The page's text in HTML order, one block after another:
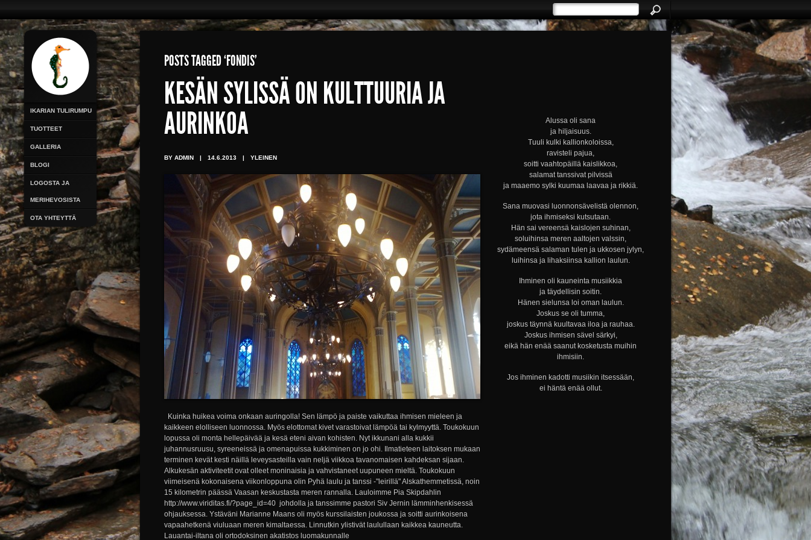
IKARIAN TULIRUMPU
TUOTTEET
GALLERIA
BLOGI
LOGOSTA JA
MERIHEVOSISTA
OTA YHTEYTTÄ
POSTS TAGGED ‘FONDIS’
Alussa oli sana
ja hiljaisuus.
Tuuli kulki kallionkoloissa,
ravisteli pajua,
soitti vaahtopäillä kaislikkoa,
salamat tanssivat pilvissä
ja maaemo sylki kuumaa laavaa ja rikkiä.
Sana muovasi luonnonsävelistä olennon,
jota ihmiseksi kutsutaan.
Hän sai vereensä kaislojen suhinan,
soluihinsa meren aaltojen valssin,
sydämeensä salaman tulen ja ukkosen jylyn,
luihinsa ja lihaksiinsa kallion laulun.
Ihminen oli kauneinta musiikkia
ja täydellisin soitin.
Hänen sielunsa loi oman laulun.
Joskus se oli tumma,
joskus täynnä kuultavaa iloa ja rauhaa.
Joskus ihmisen sävel särkyi,
eikä hän enää saanut kosketusta muihin
ihmisiin.
Jos ihminen kadotti musiikin itsessään,
ei häntä enää ollut.
KESÄN SYLISSÄ ON KULTTUURIA JA
AURINKOA
BY ADMIN | 14.6.2013 | YLEINEN
Kuinka huikea voima onkaan auringolla! Sen lämpö ja paiste vaikuttaa ihmisen mieleen ja
kaikkeen elolliseen luonnossa. Myös elottomat kivet varastoivat lämpöä tai kylmyyttä. Toukokuun
lopussa oli monta hellepäivää ja kesä eteni aivan kohisten. Nyt ikkunani alla kukkii
juhannusruusu, syreeneissä ja omenapuissa kukkiminen on jo ohi. Ilmatieteen laitoksen mukaan
terminen kevät kesti näillä leveysasteilla vain neljä viikkoa tavanomaisen kahdeksan sijaan.
Alkukesän aktiviteetit ovat olleet moninaisia ja vahvistaneet uupuneen mieltä. Toukokuun
viimeisenä kokonaisena viikonloppuna olin Pyhä laulu ja tanssi -"leirillä" Alskathemmetissä, noin
15 kilometrin päässä Vaasan keskustasta meren rannalla. Lauloimme Pia Skipdahlin
http://www.viriditas.fi/?page_id=40 johdolla ja tanssimme pastori Siv Jernin lämminhenkisessä
ohjauksessa. Ystäväni Marianne Maans oli myös kurssilaisten joukossa ja soitti aurinkoisena
vapaahetkenä viuluaan meren kimaltaessa. Linnutkin ylistivät laulullaan kaikkea kauneutta.
Lauantai-iltana oli ortodoksinen akatistos luomakunnalle